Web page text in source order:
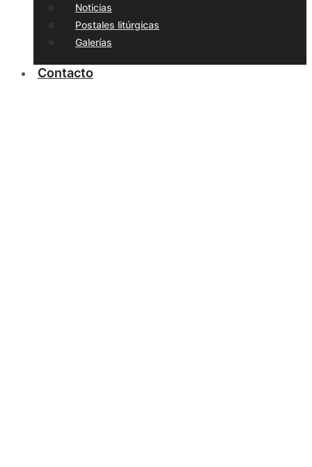
Noticias
Postales litúrgicas
Galerías
Contacto